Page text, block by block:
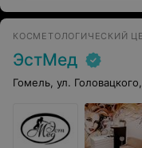
КОСМЕТОЛОГИЧЕСКИЙ
ЭстМед
Гомель, ул.